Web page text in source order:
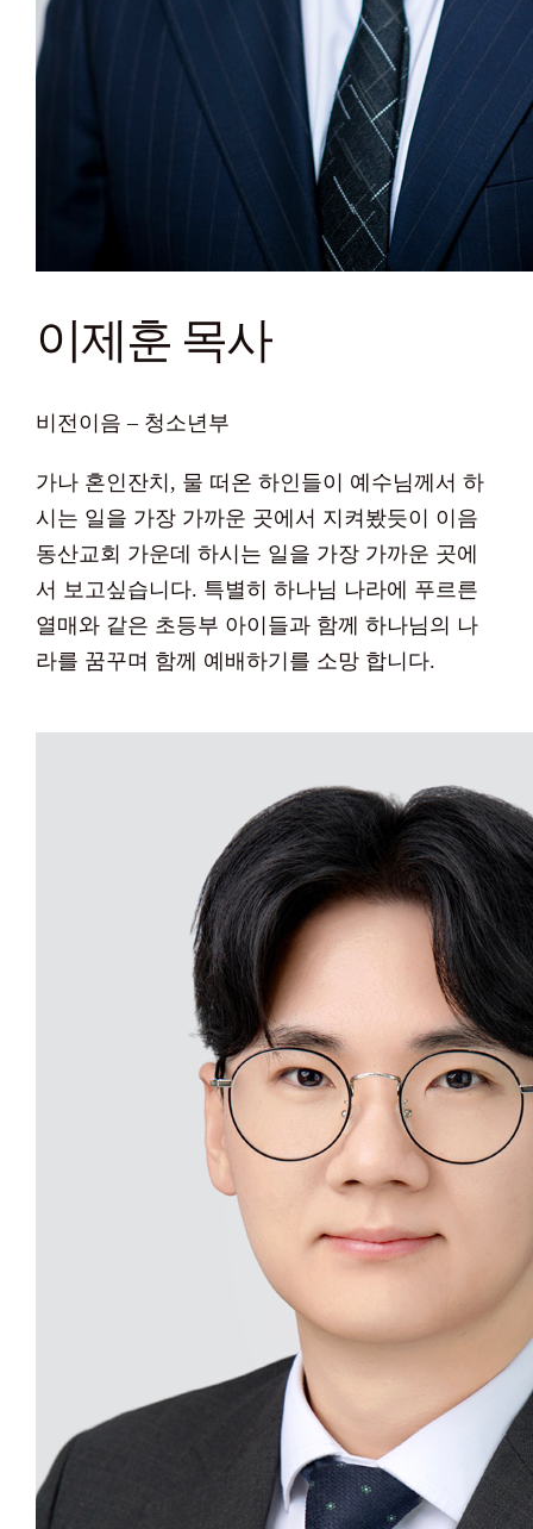
이제훈 목사
비전이음 – 청소년부
가나 혼인잔치, 물 떠온 하인들이 예수님께서 하
시는 일을 가장 가까운 곳에서 지켜봤듯이 이음
동산교회 가운데 하시는 일을 가장 가까운 곳에
서 보고싶습니다. 특별히 하나님 나라에 푸르른
열매와 같은 초등부 아이들과 함께 하나님의 나
라를 꿈꾸며 함께 예배하기를 소망 합니다.